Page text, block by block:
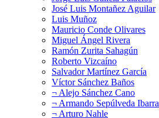
José Luis Montañez Aguilar
Luis Muñoz
Mauricio Conde Olivares
Miguel Ángel Rivera
Ramón Zurita Sahagún
Roberto Vizcaíno
Salvador Martínez García
Víctor Sánchez Baños
¬ Alejo Sánchez Cano
¬ Armando Sepúlveda Ibarra
¬ Arturo Nahle